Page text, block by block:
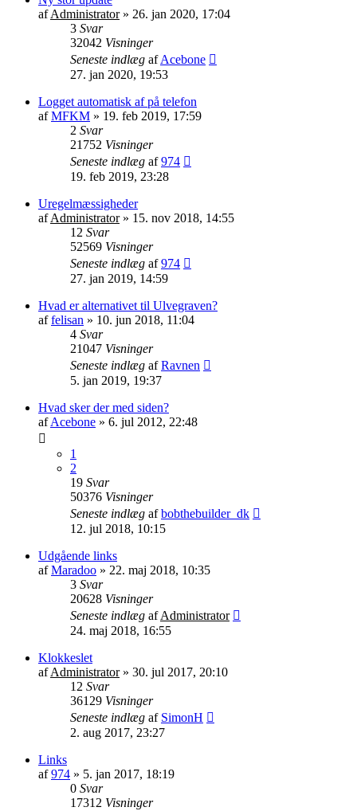
afAdministrator» 26. jan 2020, 17:04
3 Svar
32042 Visninger
Seneste indlæg afAcebone
27. jan 2020, 19:53
Logget automatisk af på telefon
afMFKM » 19. feb 2019, 17:59
2 Svar
21752 Visninger
Seneste indlæg af974
19. feb 2019, 23:28
Uregelmæssigheder
afAdministrator» 15. nov 2018, 14:55
12 Svar
52569 Visninger
Seneste indlæg af974
27. jan 2019, 14:59
Hvad er alternativet til Ulvegraven?
affelisan » 10. jun 2018, 11:04
4 Svar
21047 Visninger
Seneste indlæg afRavnen
5. jan 2019, 19:37
Hvad sker der med siden?
afAcebone » 6. jul 2012, 22:48
1
2
19 Svar
50376 Visninger
Seneste indlæg afbobthebuilder_dk
12. jul 2018, 10:15
Udgående links
afMaradoo » 22. maj 2018, 10:35
3 Svar
20628 Visninger
Seneste indlæg afAdministrator
24. maj 2018, 16:55
Klokkeslet
afAdministrator» 30. jul 2017, 20:10
12 Svar
36129 Visninger
Seneste indlæg af SimonH
2. aug 2017, 23:27
Links
af974 » 5. jan 2017, 18:19
0 Svar
17312 Visninger